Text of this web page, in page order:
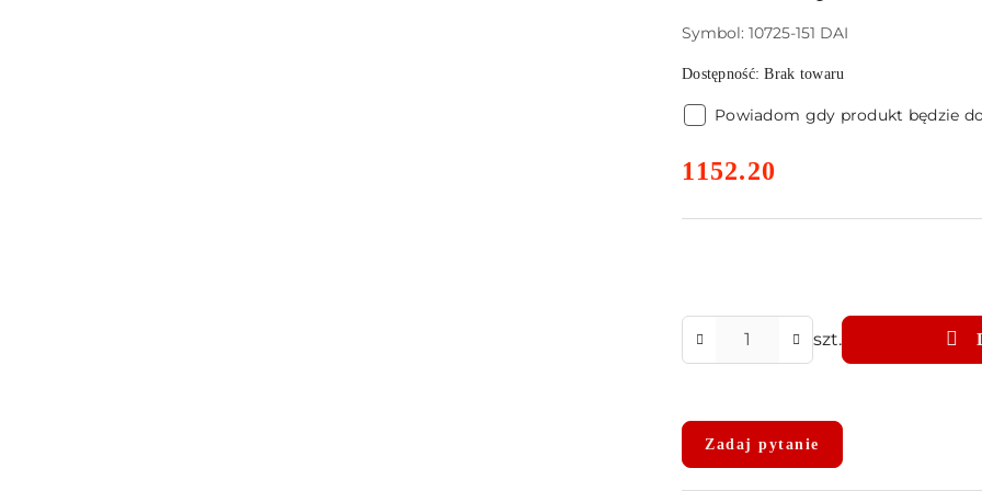
Symbol: 10725-151 DAI
Dostępność:Brak towaru
Powiadom gdy produkt będzie
cena:
1152.20
szt.
Dostępność
i
Zadaj pytanie